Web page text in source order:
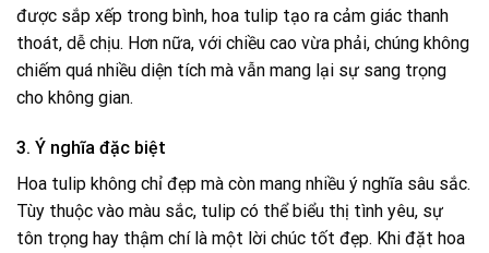
được sắp xếp trong bình, hoa tulip tạo ra cảm giác thanh
thoát, dễ chịu. Hơn nữa, với chiều cao vừa phải, chúng không
chiếm quá nhiều diện tích mà vẫn mang lại sự sang trọng
cho không gian.
3. Ý nghĩa đặc biệt
Hoa tulip không chỉ đẹp mà còn mang nhiều ý nghĩa sâu sắc.
Tùy thuộc vào màu sắc, tulip có thể biểu thị tình yêu, sự
tôn trọng hay thậm chí là một lời chúc tốt đẹp. Khi đặt hoa